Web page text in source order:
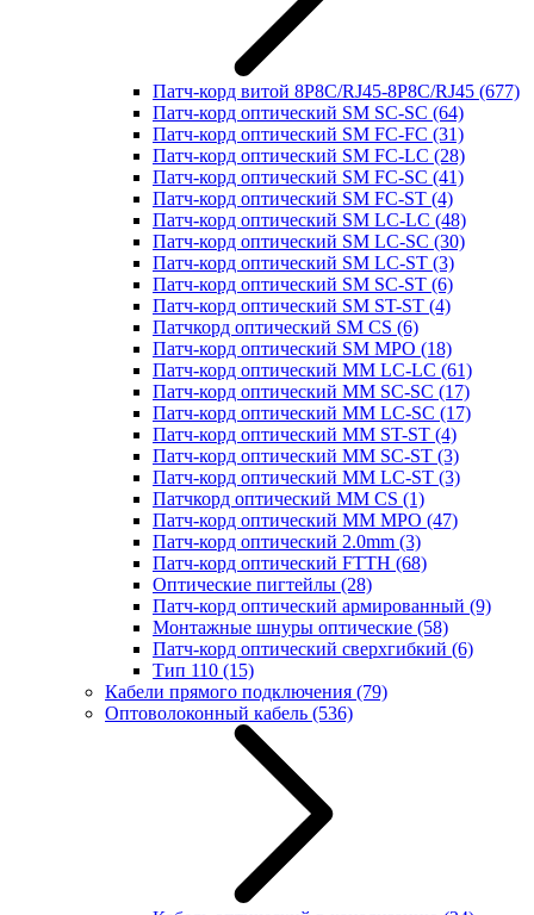
Патч-корд витой 8P8C/RJ45-8P8C/RJ45 (677)
Патч-корд оптический SM SC-SC (64)
Патч-корд оптический SM FC-FC (31)
Патч-корд оптический SM FC-LC (28)
Патч-корд оптический SM FC-SC (41)
Патч-корд оптический SM FC-ST (4)
Патч-корд оптический SM LC-LC (48)
Патч-корд оптический SM LC-SC (30)
Патч-корд оптический SM LC-ST (3)
Патч-корд оптический SM SC-ST (6)
Патч-корд оптический SM ST-ST (4)
Патчкорд оптический SM CS (6)
Патч-корд оптический SM MPO (18)
Патч-корд оптический MM LC-LC (61)
Патч-корд оптический MM SC-SC (17)
Патч-корд оптический MM LC-SC (17)
Патч-корд оптический MM ST-ST (4)
Патч-корд оптический MM SC-ST (3)
Патч-корд оптический MM LC-ST (3)
Патчкорд оптический MM CS (1)
Патч-корд оптический MM MPO (47)
Патч-корд оптический 2.0mm (3)
Патч-корд оптический FTTH (68)
Оптические пигтейлы (28)
Патч-корд оптический армированный (9)
Монтажные шнуры оптические (58)
Патч-корд оптический сверхгибкий (6)
Тип 110 (15)
Кабели прямого подключения (79)
Оптоволоконный кабель (536)